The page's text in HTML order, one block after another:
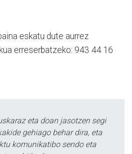
eskatu dute aurrez
erreserbatzeko: 943 44 16
eta doan jasotzen segi
gehiago behar dira, eta
komunikatibo sendo eta